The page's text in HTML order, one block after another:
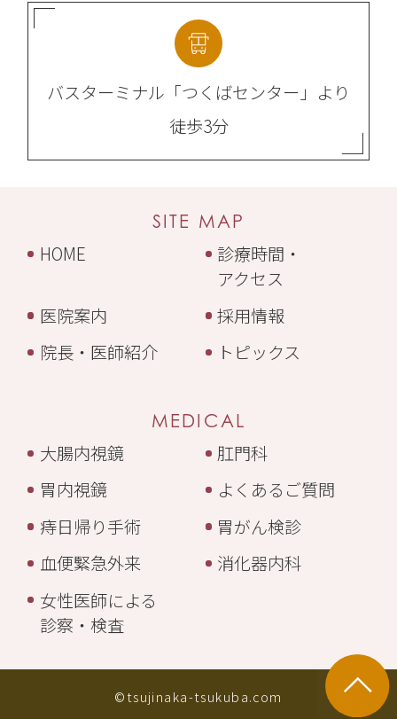
バスターミナル 「つくばセンター」より
徒歩3分
SITE MAP
HOME
診療時間・
アクセス
医院案内
採用情報
院長・医師紹介
トピックス
MEDICAL
大腸内視鏡
肛門科
胃内視鏡
よくあるご質問
痔日帰り手術
胃がん検診
血便緊急外来
消化器内科
女性医師による
診察・検査
©tsujinaka-tsukuba.com